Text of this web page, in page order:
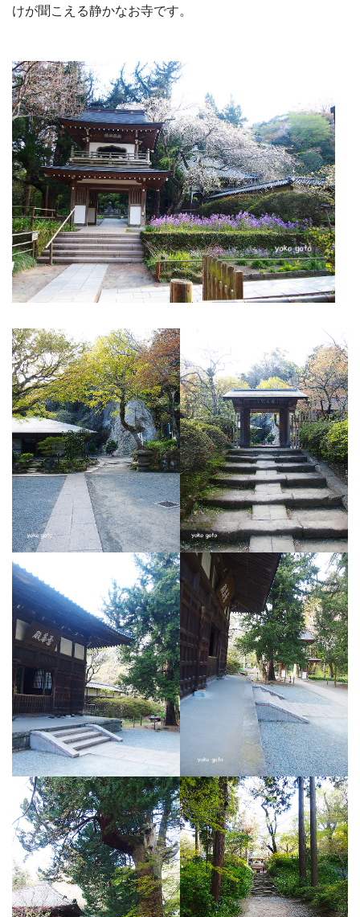
けが聞こえる静かなお寺です。